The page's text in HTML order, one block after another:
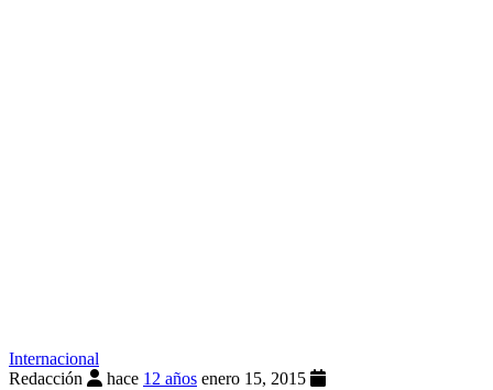
Internacional
Redacción
hace 12 años enero 15, 2015